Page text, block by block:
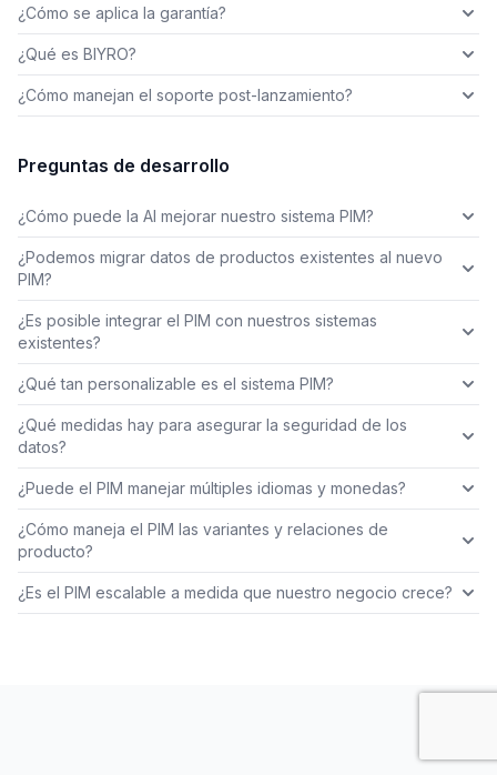
¿Cómo se aplica la garantía?
¿Qué es BIYRO?
¿Cómo manejan el soporte post-lanzamiento?
Preguntas de desarrollo
¿Cómo puede la AI mejorar nuestro sistema PIM?
¿Podemos migrar datos de productos existentes al nuevo
PIM?
¿Es posible integrar el PIM con nuestros sistemas
existentes?
¿Qué tan personalizable es el sistema PIM?
¿Qué medidas hay para asegurar la seguridad de los
datos?
¿Puede el PIM manejar múltiples idiomas y monedas?
¿Cómo maneja el PIM las variantes y relaciones de
producto?
¿Es el PIM escalable a medida que nuestro negocio crece?